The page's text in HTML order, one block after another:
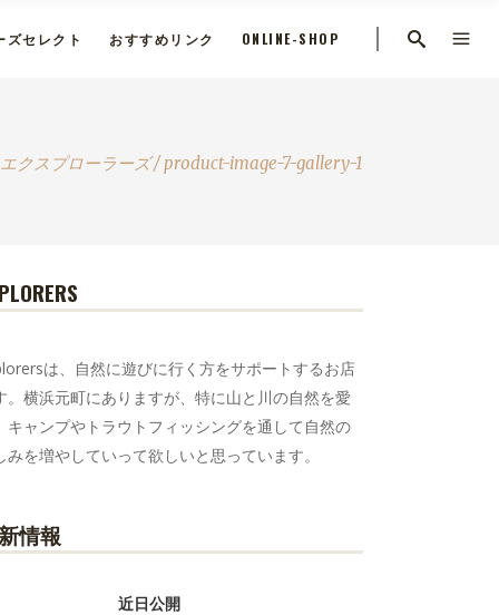
ズセレクト おすすめリンク ONLINE-SHOP
クスプローラーズ/product-image-7-gallery-1
は、自然に遊びに行く方をサポートするお店
。横浜元町にありますが、特に山と川の自然を愛
キャンプやトラウトフィッシングを通して自然の
みを増やしていって欲しいと思っています。
情報
近日公開